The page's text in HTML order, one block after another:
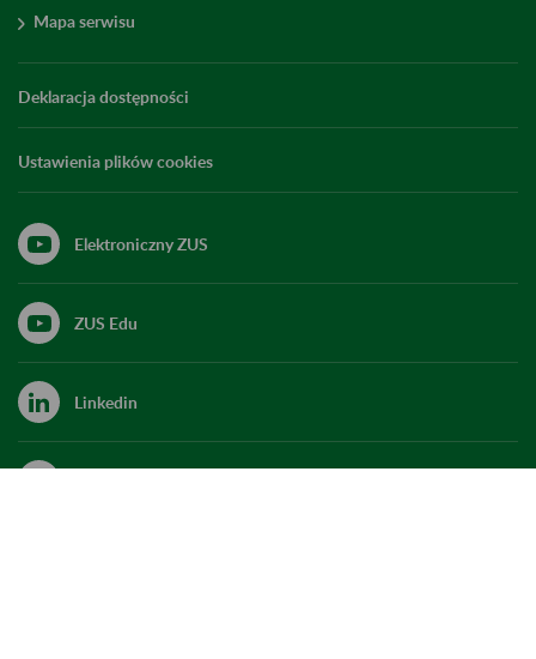
Mapa serwisu
Deklaracja dostępności
Ustawienia plików cookies
Elektroniczny ZUS
ZUS Edu
Linkedin